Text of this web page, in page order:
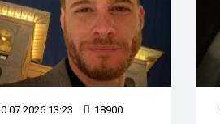
13:23 18900